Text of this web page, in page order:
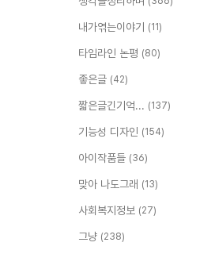
내가엮는이야기 (11)
타임라인 논평 (80)
좋은글 (42)
짧은글긴기억... (137)
기능성 디자인 (154)
아이작품들 (36)
맞아 나도그래 (13)
사회복지정보 (27)
그냥 (238)